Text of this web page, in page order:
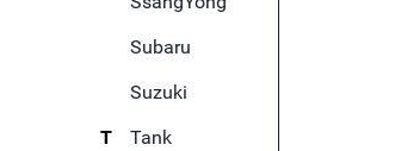
Subaru
Suzuki
T
Tank